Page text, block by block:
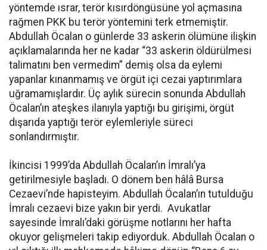
yöntemde ısrar, terör kısırdöngüsüne yol açmasına
rağmen PKK bu terör yöntemini terk etmemiştir.
Abdullah Öcalan o günlerde 33 askerin ölümüne ilişkin
açıklamalarında her ne kadar “33 askerin öldürülmesi
talimatını ben vermedim” demiş olsa da eylemi
yapanlar kınanmamış ve örgüt içi cezai yaptırımlara
uğramamışlardır. Üç aylık sürecin sonunda Abdullah
Öcalan’ın ateşkes ilanıyla yaptığı bu girişimi, örgüt
dışarıda yaptığı terör eylemleriyle süreci
sonlandırmıştır.
İkincisi 1999’da Abdullah Öcalan’ın İmralı’ya
getirilmesiyle başladı. O dönem ben hâlâ Bursa
Cezaevi’nde hapisteyim. Abdullah Öcalan’ın tutulduğu
İmralı cezaevi bize yakın bir yerdi. Avukatlar
sayesinde İmralı’daki görüşme notlarını her hafta
okuyor gelişmeleri takip ediyorduk. Abdullah Öcalan o